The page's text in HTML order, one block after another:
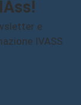
e
IVASS